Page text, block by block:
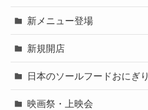
新メニュー登場
新規開店
日本のソールフードおにぎり
映画祭・上映会